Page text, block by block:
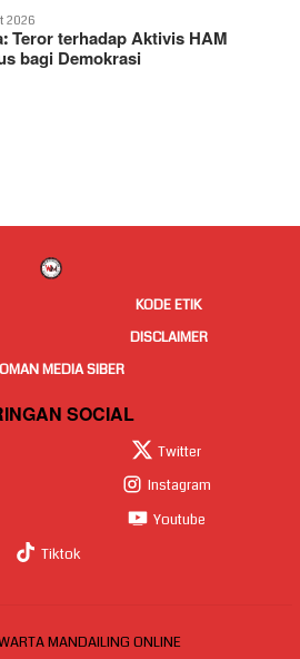
2026
Teror terhadap Aktivis HAM
bagi Demokrasi
KODE ETIK
DISCLAIMER
MEDIA SIBER
SOCIAL
Twitter
Instagram
Youtube
Tiktok
MANDAILING ONLINE